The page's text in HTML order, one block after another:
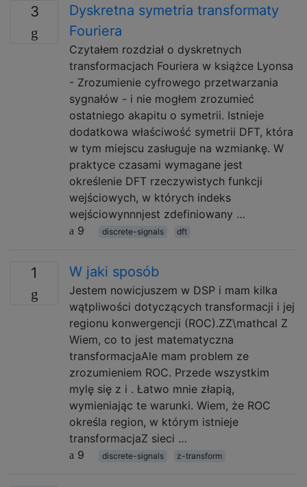
3
Dyskretna symetria transformaty
Fouriera
Czytałem rozdział o dyskretnych
transformacjach Fouriera w książce Lyonsa
- Zrozumienie cyfrowego przetwarzania
sygnałów - i nie mogłem zrozumieć
ostatniego akapitu o symetrii. Istnieje
dodatkowa właściwość symetrii DFT, która
w tym miejscu zasługuje na wzmiankę. W
praktyce czasami wymagane jest
określenie DFT rzeczywistych funkcji
wejściowych, w których indeks
wejściowynnnjest zdefiniowany …
9
discrete-signals dft
1 W jaki sposób
Jestem nowicjuszem w DSP i mam kilka
wątpliwości dotyczących transformacji i jej
regionu konwergencji (ROC).ZZ\mathcal Z
Wiem, co to jest matematyczna
transformacjaAle mam problem ze
zrozumieniem ROC. Przede wszystkim
mylę się z i . Łatwo mnie złapią,
wymieniając te warunki. Wiem, że ROC
określa region, w którym istnieje
transformacjaZ sieci …
9
discrete-signals z-transform